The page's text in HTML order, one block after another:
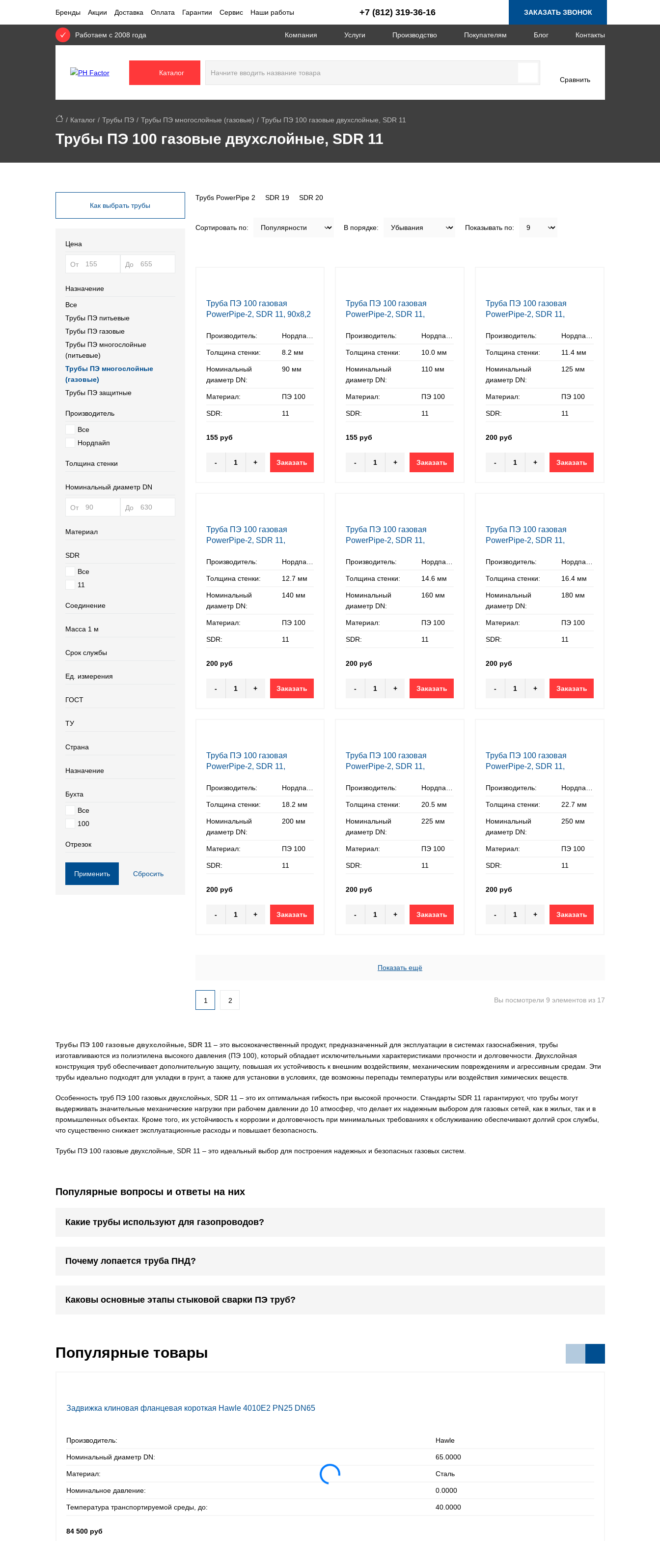
Бренды Акции Доставка Оплата Гарантии Сервис Наши работы +7 (812) 319-36-16 ЗАКАЗАТЬ ЗВОНОК
Работаем с 2008 года Компания Услуги Производство Покупателям Блог Контакты
Каталог
Сравнить
Каталог Трубы ПЭ Трубы ПЭ многослойные (газовые) Трубы ПЭ 100 газовые двухслойные, SDR 11
Трубы ПЭ 100 газовые двухслойные, SDR 11
Как выбрать трубы
Цена
От До
Назначение
Все
Трубы ПЭ питьевые
Трубы ПЭ газовые
Трубы ПЭ многослойные
(питьевые)
Трубы ПЭ многослойные
(газовые)
Трубы ПЭ защитные
Производитель
Все
Нордпайп
Толщина стенки
Номинальный диаметр DN
От До
Материал
SDR
Все
11
Соединение
Масса 1 м
Срок службы
Ед. измерения
ГОСТ
ТУ
Страна
Назначение
Бухта
Все
100
Отрезок
Применить Сбросить
Трубs PowerPipe 2 SDR 19 SDR 20
Сортировать по: В порядке: Показывать по:
Труба ПЭ 100 газовая
PowerPipe-2, SDR 11, 90х8,2
Производитель:
Толщина стенки: 8.2 мм
Номинальный
диаметр DN:
90 мм
Материал: ПЭ 100
SDR: 11
155 руб
- + Заказать
Труба ПЭ 100 газовая
PowerPipe-2, SDR 11,
Производитель:
Толщина стенки: 10.0 мм
Номинальный
диаметр DN:
110 мм
Материал: ПЭ 100
SDR: 11
155 руб
- + Заказать
Труба ПЭ 100 газовая
PowerPipe-2, SDR 11,
Производитель:
Толщина стенки: 11.4 мм
Номинальный
диаметр DN:
125 мм
Материал: ПЭ 100
SDR: 11
200 руб
- + Заказать
Труба ПЭ 100 газовая
PowerPipe-2, SDR 11,
Производитель:
Толщина стенки: 12.7 мм
Номинальный
диаметр DN:
140 мм
Материал: ПЭ 100
SDR: 11
200 руб
- + Заказать
Труба ПЭ 100 газовая
PowerPipe-2, SDR 11,
Производитель:
Толщина стенки: 14.6 мм
Номинальный
диаметр DN:
160 мм
Материал: ПЭ 100
SDR: 11
200 руб
- + Заказать
Труба ПЭ 100 газовая
PowerPipe-2, SDR 11,
Производитель:
Толщина стенки: 16.4 мм
Номинальный
диаметр DN:
180 мм
Материал: ПЭ 100
SDR: 11
200 руб
- + Заказать
Труба ПЭ 100 газовая
PowerPipe-2, SDR 11,
Производитель:
Толщина стенки: 18.2 мм
Номинальный
диаметр DN:
200 мм
Материал: ПЭ 100
SDR: 11
200 руб
- + Заказать
Труба ПЭ 100 газовая
PowerPipe-2, SDR 11,
Производитель:
Толщина стенки: 20.5 мм
Номинальный
диаметр DN:
225 мм
Материал: ПЭ 100
SDR: 11
200 руб
- + Заказать
Труба ПЭ 100 газовая
PowerPipe-2, SDR 11,
Производитель:
Толщина стенки: 22.7 мм
Номинальный
диаметр DN:
250 мм
Материал: ПЭ 100
SDR: 11
200 руб
- + Заказать
Показать ещё
1 2 Вы посмотрели 9 элементов из 17
Трубы ПЭ 100 газовые двухслойные, SDR 11– это высококачественный продукт, предназначенный для эксплуатации в системах газоснабжения, трубы
изготавливаются из полиэтилена высокого давления (ПЭ 100), который обладает исключительными характеристиками прочности и долговечности. Двухслойная
конструкция труб обеспечивает дополнительную защиту, повышая их устойчивость к внешним воздействиям, механическим повреждениям и агрессивным средам. Эти
трубы идеально подходят для укладки в грунт, а также для установки в условиях, где возможны перепады температуры или воздействия химических веществ.
Особенность труб ПЭ 100 газовых двухслойных, SDR 11 – это их оптимальная гибкость при высокой прочности. Стандарты SDR 11 гарантируют, что трубы могут
выдерживать значительные механические нагрузки при рабочем давлении до 10 атмосфер, что делает их надежным выбором для газовых сетей, как в жилых, так и в
промышленных объектах. Кроме того, их устойчивость к коррозии и долговечность при минимальных требованиях к обслуживанию обеспечивают долгий срок службы,
что существенно снижает эксплуатационные расходы и повышает безопасность.
Трубы ПЭ 100 газовые двухслойные, SDR 11 – это идеальный выбор для построения надежных и безопасных газовых систем.
Популярные вопросы и ответы на них
Какие трубы используют для газопроводов?
Почему лопается труба ПНД?
Каковы основные этапы стыковой сварки ПЭ труб?
Популярные товары
Задвижка клиновая фланцевая короткая Hawle 4010E2 PN25 DN65
Производитель: Hawle
Номинальный диаметр DN: 65.0000
Материал: Сталь
Номинальное давление: 0.0000
Температура транспортируемой среды, до: 40.0000
84 500 руб